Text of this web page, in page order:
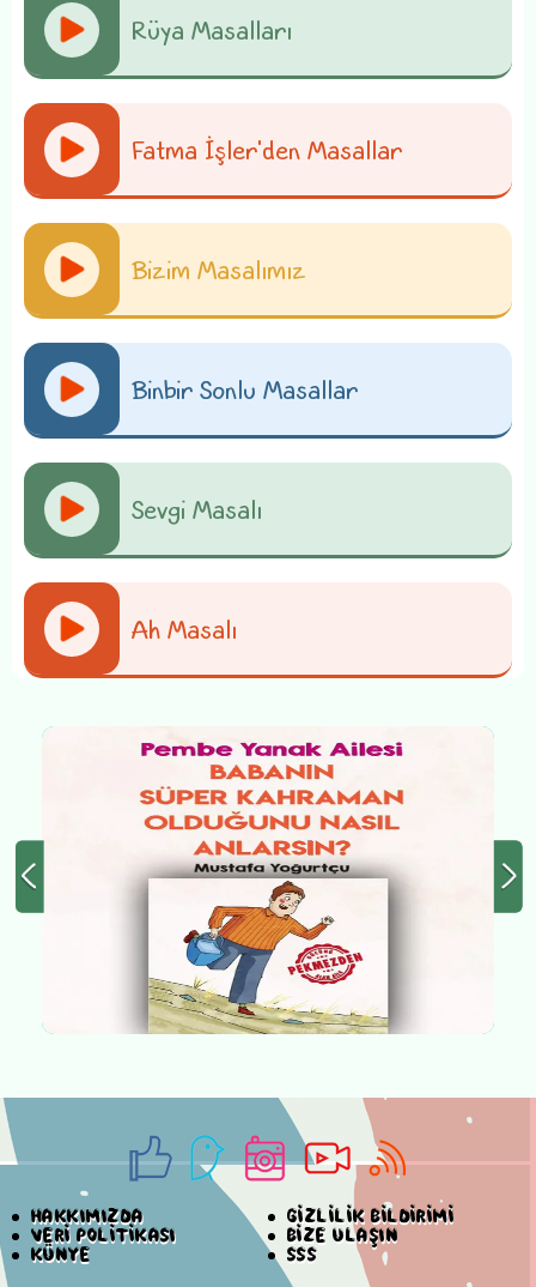
Rüya Masalları
Fatma İşler'den Masallar
Bizim Masalımız
Binbir Sonlu Masallar
Sevgi Masalı
Ah Masalı
HAKKIMIZDA
GİZLİLİK BİLDİRİMİ
VERİ POLİTİKASI
BİZE ULAŞIN
KÜNYE
SSS